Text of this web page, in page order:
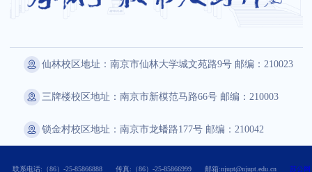
仙林校区地址：南京市仙林大学城文苑路9号 邮编：210023
三牌楼校区地址：南京市新模范马路66号 邮编：210003
锁金村校区地址：南京市龙蟠路177号 邮编：210042
联系电话:（86）-25-85866888 传真:（86）-25-85866999 邮箱:njupt@njupt.edu.cn 苏公网